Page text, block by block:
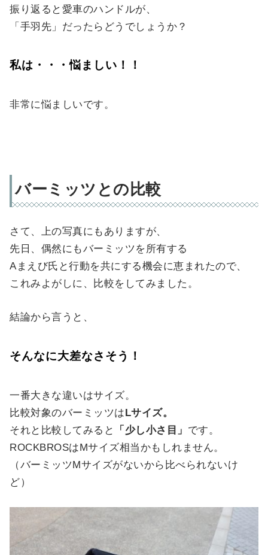
振り返ると愛車のハンドルが、
「手羽先」だったらどうでしょうか？
私は・・・悩ましい！！
非常に悩ましいです。
バーミッツとの比較
さて、上の写真にもありますが、
先日、偶然にもバーミッツを所有する
Aまえび氏と行動を共にする機会に恵まれたので、
これみよがしに、比較をしてみました。
結論から言うと、
そんなに大差なさそう！
一番大きな違いはサイズ。
比較対象のバーミッツはLサイズ。
それと比較してみると
「少し小さ目」 です。
ROCKBROSはMサイズ相当かもしれません。
（バーミッツMサイズがないから比べられないけ
ど）